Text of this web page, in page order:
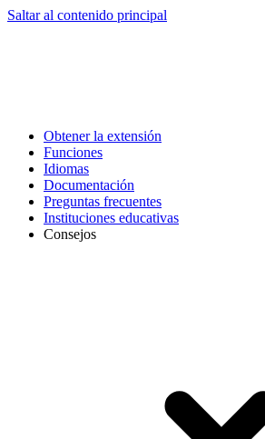
Saltar al contenido principal
Obtener la extensión
Funciones
Idiomas
Documentación
Preguntas frecuentes
Instituciones educativas
Consejos